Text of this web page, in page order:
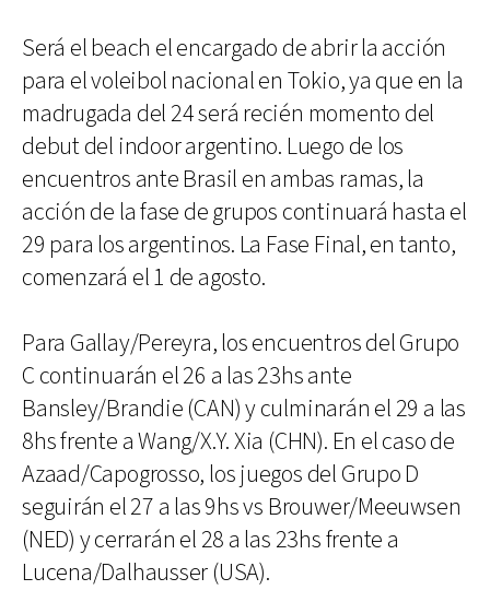
Será el beach el encargado de abrir la acción
para el voleibol nacional en Tokio, ya que en la
madrugada del 24 será recién momento del
debut del indoor argentino. Luego de los
encuentros ante Brasil en ambas ramas, la
acción de la fase de grupos continuará hasta el
29 para los argentinos. La Fase Final, en tanto,
comenzará el 1 de agosto.
Para Gallay/Pereyra, los encuentros del Grupo
C continuarán el 26 a las 23hs ante
Bansley/Brandie (CAN) y culminarán el 29 a las
8hs frente a Wang/X.Y. Xia (CHN). En el caso de
Azaad/Capogrosso, los juegos del Grupo D
seguirán el 27 a las 9hs vs Brouwer/Meeuwsen
(NED) y cerrarán el 28 a las 23hs frente a
Lucena/Dalhausser (USA).